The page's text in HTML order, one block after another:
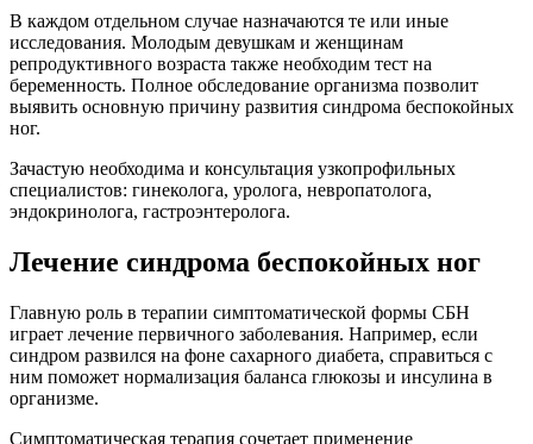
В каждом отдельном случае назначаются те или иные
исследования. Молодым девушкам и женщинам
репродуктивного возраста также необходим тест на
беременность. Полное обследование организма позволит
выявить основную причину развития синдрома беспокойных
ног.
Зачастую необходима и консультация узкопрофильных
специалистов: гинеколога, уролога, невропатолога,
эндокринолога, гастроэнтеролога.
Лечение синдрома беспокойных ног
Главную роль в терапии симптоматической формы СБН
играет лечение первичного заболевания. Например, если
синдром развился на фоне сахарного диабета, справиться с
ним поможет нормализация баланса глюкозы и инсулина в
организме.
Симптоматическая терапия сочетает применение